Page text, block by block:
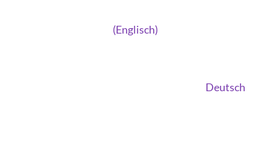
(Englisch)
Deutsch